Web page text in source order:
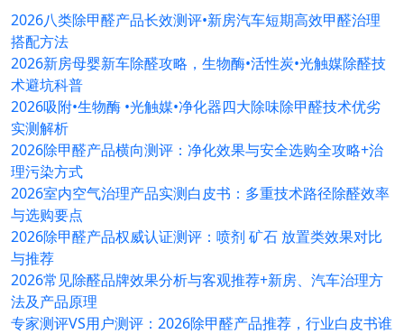
2026八类除甲醛产品长效测评•新房汽车短期高效甲醛治理
搭配方法
2026新房母婴新车除醛攻略，生物酶•活性炭•光触媒除醛技
术避坑科普
2026吸附•生物酶 •光触媒•净化器四大除味除甲醛技术优劣
实测解析
2026除甲醛产品横向测评：净化效果与安全选购全攻略+治
理污染方式
2026室内空气治理产品实测白皮书：多重技术路径除醛效率
与选购要点
2026除甲醛产品权威认证测评：喷剂 矿石 放置类效果对比
与推荐
2026常见除醛品牌效果分析与客观推荐+新房、汽车治理方
法及产品原理
专家测评VS用户测评：2026除甲醛产品推荐，行业白皮书谁